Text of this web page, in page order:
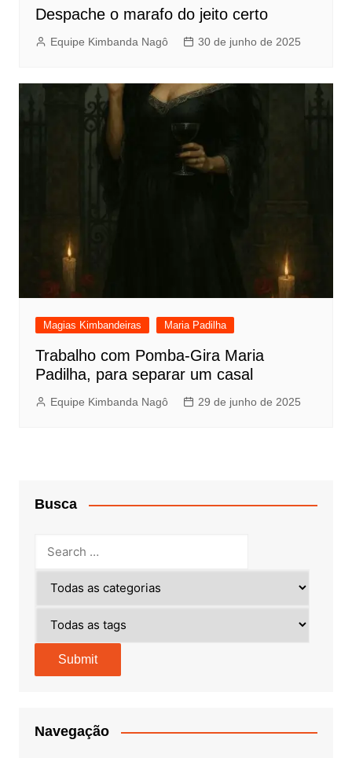
Despache o marafo do jeito certo
Equipe Kimbanda Nagô 30 de junho de 2025
Magias Kimbandeiras Maria Padilha
Trabalho com Pomba-Gira Maria
Padilha, para separar um casal
Equipe Kimbanda Nagô 29 de junho de 2025
Busca
Navegação